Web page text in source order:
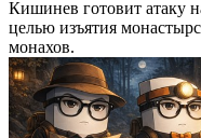
Кишинев готовит атаку
целью изъятия
монахов.